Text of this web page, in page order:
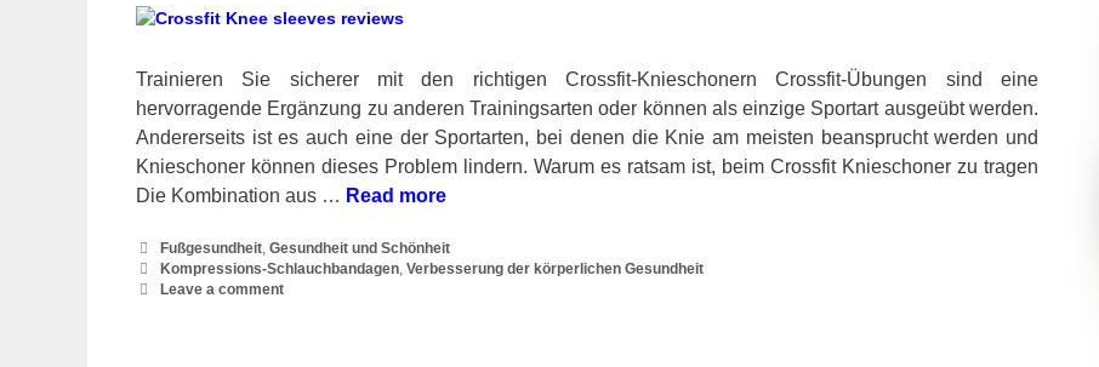
Trainieren Sie sicherer mit den richtigen Crossfit-Knieschonern Crossfit-Übungen sind eine
hervorragende Ergänzung zu anderen Trainingsarten oder können als einzige Sportart ausgeübt werden.
Andererseits ist es auch eine der Sportarten, bei denen die Knie am meisten beansprucht werden und
Knieschoner können dieses Problem lindern. Warum es ratsam ist, beim Crossfit Knieschoner zu tragen
Die Kombination aus … Read more
Categories
Fußgesundheit,Gesundheit und Schönheit
Tags
Kompressions-Schlauchbandagen,Verbesserung der körperlichen Gesundheit
Leave a comment